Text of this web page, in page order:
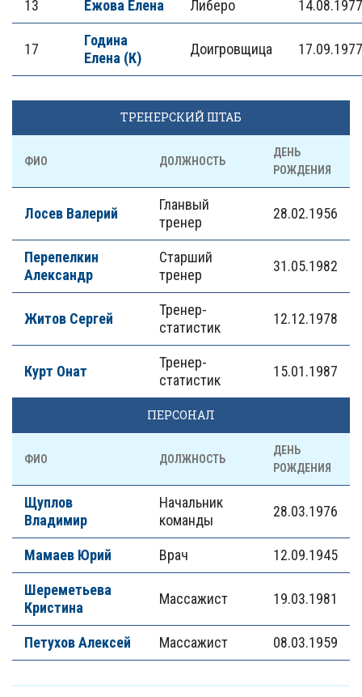
13 Ежова Елена Либеро 14.08.1977
17
Година
Елена (К)
Доигровщица 17.09.1977
ТРЕНЕРСКИЙ ШТАБ
ФИО ДОЛЖНОСТЬ
ДЕНЬ
РОЖДЕНИЯ
Лосев Валерий
Гланвый
тренер
28.02.1956
Перепелкин
Александр
Старший
тренер
31.05.1982
Житов Сергей
Тренер-
статистик
12.12.1978
Курт Онат
Тренер-
статистик
15.01.1987
ПЕРСОНАЛ
ФИО ДОЛЖНОСТЬ
ДЕНЬ
РОЖДЕНИЯ
Щуплов
Владимир
Начальник
команды
28.03.1976
Мамаев Юрий Врач 12.09.1945
Шереметьева
Кристина
Массажист 19.03.1981
Петухов Алексей Массажист 08.03.1959